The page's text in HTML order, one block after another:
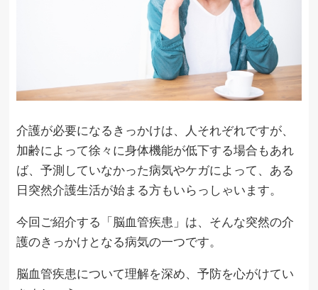
介護が必要になるきっかけは、人それぞれですが、
加齢によって徐々に身体機能が低下する場合もあれ
ば、予測していなかった病気やケガによって、ある
日突然介護生活が始まる方もいらっしゃいます。
今回ご紹介する「脳血管疾患」は、そんな突然の介
護のきっかけとなる病気の一つです。
脳血管疾患について理解を深め、予防を心がけてい